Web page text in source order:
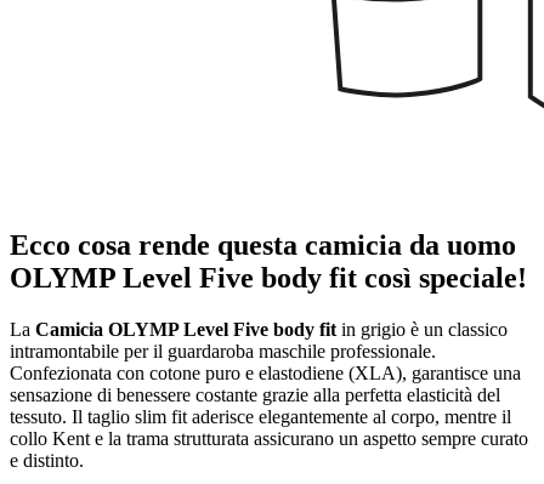
Ecco cosa rende questa camicia da uomo
OLYMP Level Five body fit così speciale!
La Camicia OLYMP Level Five body fit in grigio è un classico
intramontabile per il guardaroba maschile professionale.
Confezionata con cotone puro e elastodiene (XLA), garantisce una
sensazione di benessere costante grazie alla perfetta elasticità del
tessuto. Il taglio slim fit aderisce elegantemente al corpo, mentre il
collo Kent e la trama strutturata assicurano un aspetto sempre curato
e distinto.